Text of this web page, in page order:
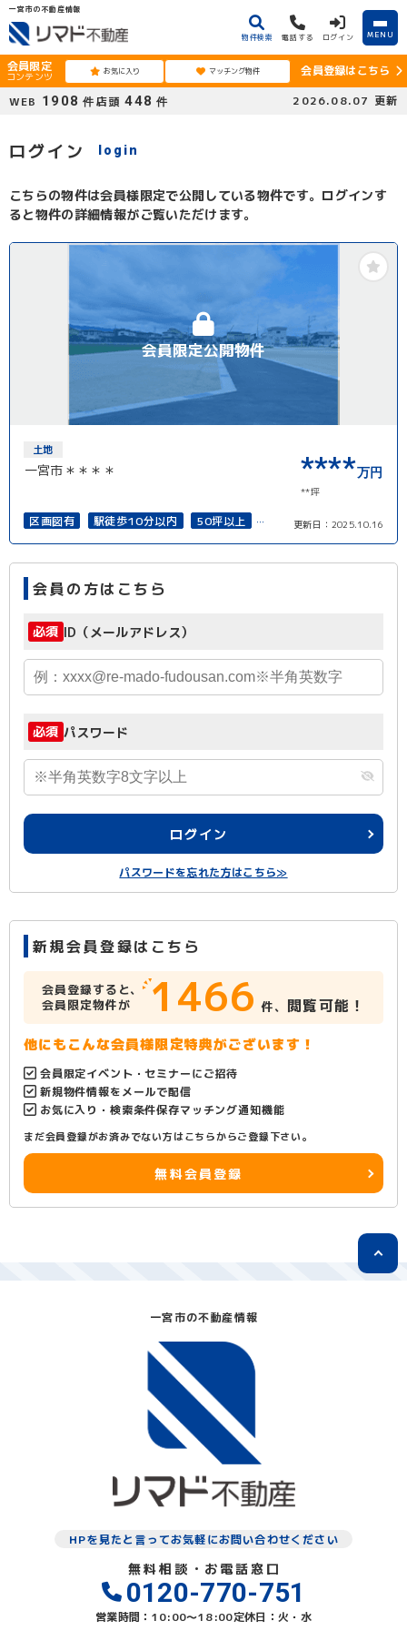
一宮市の不動産情報
物件検索 電話する ログイン MENU
会員限定
コンテンツ お気に入り マッチング物件
会員登録はこちら
WEB 1908 件 店頭 448 件 2026.08.07 更新
ログイン login
こちらの物件は会員様限定で公開している物件です。ログインす
ると物件の詳細情報がご覧いただけます。
会員限定公開物件
土地
一宮市＊＊＊＊ ****万円
**坪
区画図有 駅徒歩10分以内
50坪以上
更新日： 2025.10.16
会員の方はこちら
必須 ID（メールアドレス）
必須 パスワード
ログイン
パスワードを忘れた方はこちら≫
新規会員登録はこちら
会員登録すると、
会員限定物件が
1466 件、 閲覧可能！
他にもこんな会員様限定特典がございます！
会員限定イベント・セミナーにご招待
新規物件情報をメールで配信
お気に入り・検索条件保存マッチング通知機能
まだ会員登録がお済みでない方はこちらからご登録下さい。
無料会員登録
一宮市の不動産情報
HPを見たと言ってお気軽にお問い合わせください
無料相談・お電話窓口
0120-770-751
営業時間：10:00〜18:00定休日：火・水